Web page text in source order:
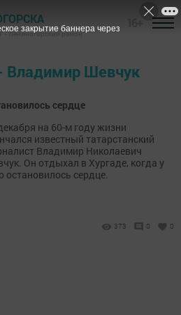
- Лениногорский район
Владимир Шевчук
сердце
на 60-м году жизни
известный татарстанский
Владимир Николаевич
Он отдыхал в Хургаде, когда у
остановилось сердце.
373 0 0
закрытие баннера через